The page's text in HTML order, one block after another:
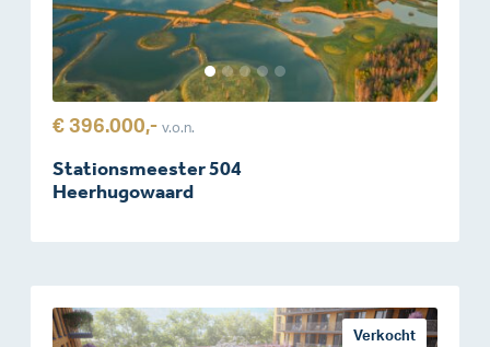
€ 396.000,- v.o.n.
Stationsmeester 504
Heerhugowaard
Verkocht